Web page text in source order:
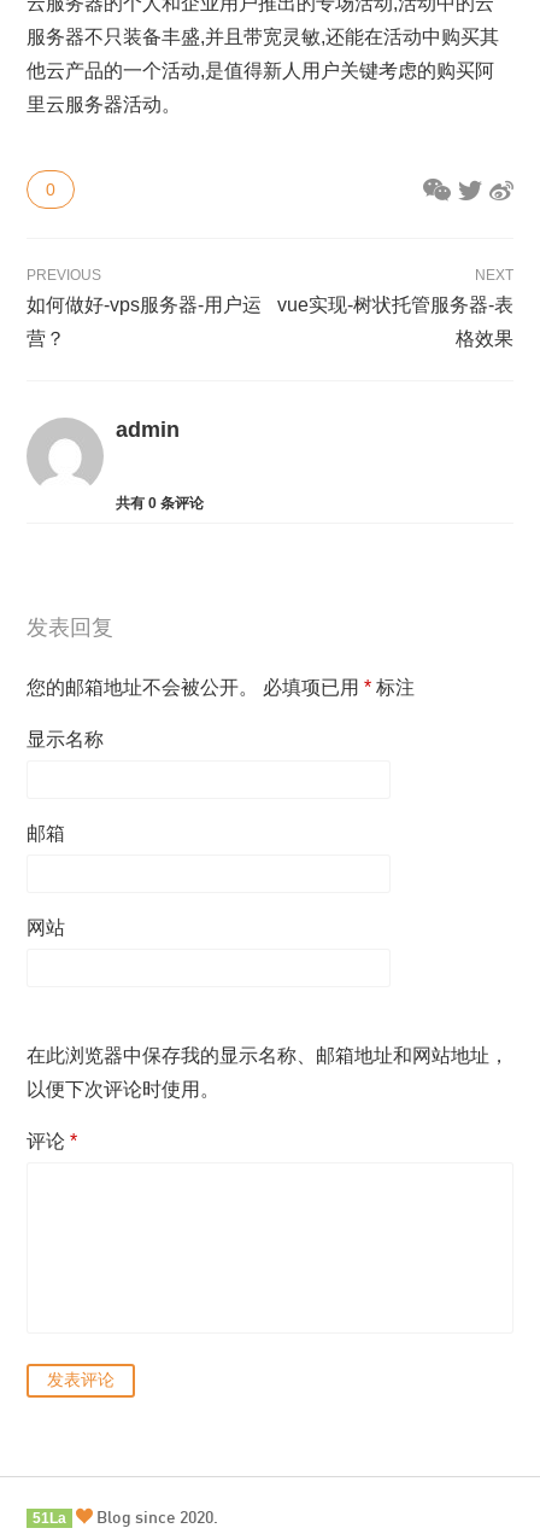
服务器不只装备丰盛,并且带宽灵敏,还能在活动中购买其
他云产品的一个活动,是值得新人用户关键考虑的购买阿
里云服务器活动。
0
PREVIOUS
如何做好-vps服务器-用户运
营？
NEXT
vue实现-树状托管服务器-表
格效果
admin
共有0 条评论
发表回复
您的邮箱地址不会被公开。 必填项已用* 标注
显示名称
邮箱
网站
在此浏览器中保存我的显示名称、邮箱地址和网站地址，
以便下次评论时使用。
评论*
51La Blog since 2020.